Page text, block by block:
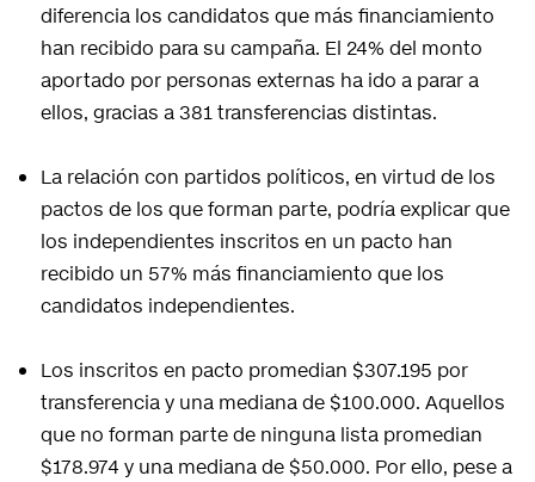
diferencia los candidatos que más financiamiento
han recibido para su campaña. El 24% del monto
aportado por personas externas ha ido a parar a
ellos, gracias a 381 transferencias distintas.
La relación con partidos políticos, en virtud de los
pactos de los que forman parte, podría explicar que
los independientes inscritos en un pacto han
recibido un 57% más financiamiento que los
candidatos independientes.
Los inscritos en pacto promedian $307.195 por
transferencia y una mediana de $100.000. Aquellos
que no forman parte de ninguna lista promedian
$178.974 y una mediana de $50.000. Por ello, pese a